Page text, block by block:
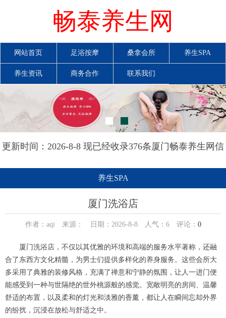
畅泰养生网
网站首页 足浴按摩 桑拿会所 养生SPA
养生资讯 商务合作 联系我们
更新时间：2026-8-8 现已经收录376条厦门畅泰养生网信
养生SPA
厦门洗浴店
作者：aqi 来源： 日期：2026-8-8 人气： 6评论： 0
厦门洗浴店，不仅以其优雅的环境和高端的服务水平著称，还融
合了东西方文化精髓，为男士们提供多样化的养身服务。这些会所大
多采用了典雅的装修风格，充满了禅意和宁静的氛围，让人一进门便
能感受到一种与世隔绝的世外桃源般的感觉。宽敞明亮的房间、温馨
舒适的布置，以及柔和的灯光和淡雅的香薰，都让人在瞬间忘却外界
的纷扰，沉浸在放松与舒适之中。